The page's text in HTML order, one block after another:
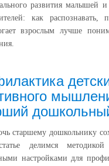
развития малышей
как распознавать,
взрослым лучше
старшему дошкольнику
делимся
настройками для